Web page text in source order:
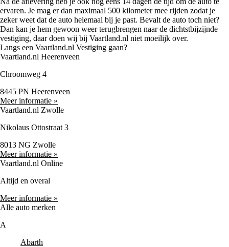
ervaren. Je mag er dan maximaal 500 kilometer mee rijden zodat je
zeker weet dat de auto helemaal bij je past. Bevalt de auto toch niet?
Dan kan je hem gewoon weer terugbrengen naar de dichtstbijzijnde
vestiging, daar doen wij bij Vaartland.nl niet moeilijk over.
Langs een Vaartland.nl Vestiging gaan?
Vaartland.nl Heerenveen
Chroomweg 4
8445 PN Heerenveen
Meer informatie »
Vaartland.nl Zwolle
Nikolaus Ottostraat 3
8013 NG Zwolle
Meer informatie »
Vaartland.nl Online
Altijd en overal
Meer informatie »
Alle auto merken
A
Abarth